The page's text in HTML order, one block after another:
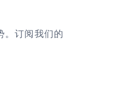
。订阅我们的